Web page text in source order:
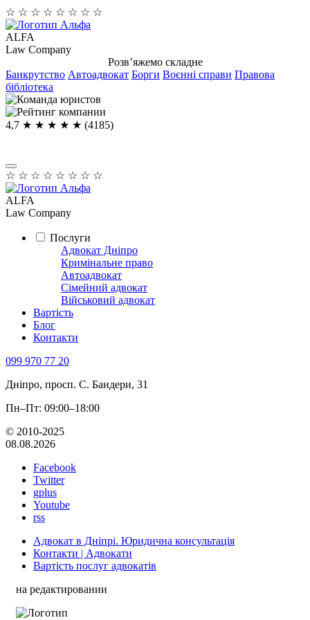
☆ ☆ ☆ ☆ ☆ ☆ ☆ ☆
ALFA
Law Company
Розв’яжемо складне
Банкрутство Автоадвокат Борги Воєнні справи Правова
бібліотека
4,7 ★ ★ ★ ★ ★ (4185)
☆ ☆ ☆ ☆ ☆ ☆ ☆ ☆
ALFA
Law Company
Послуги
Адвокат Дніпро
Кримінальне право
Автоадвокат
Сімейний адвокат
Військовий адвокат
Вартість
Блог
Контакти
099 970 77 20
Дніпро, просп. С. Бандери, 31
Пн–Пт: 09:00–18:00
© 2010-2025
08.08.2026
Facebook
Twitter
gplus
Youtube
rss
Адвокат в Дніпрі. Юридична консультація
Контакти | Адвокати
Вартість послуг адвокатів
на редактировании